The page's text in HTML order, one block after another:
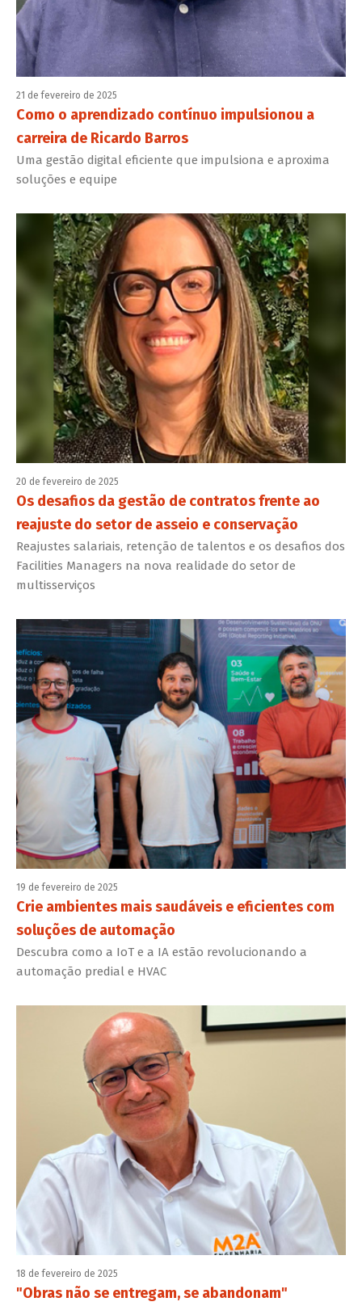
21 de fevereiro de 2025
Como o aprendizado contínuo impulsionou a
carreira de Ricardo Barros
Uma gestão digital eficiente que impulsiona e aproxima
soluções e equipe
20 de fevereiro de 2025
Os desafios da gestão de contratos frente ao
reajuste do setor de asseio e conservação
Reajustes salariais, retenção de talentos e os desafios dos
Facilities Managers na nova realidade do setor de
multisserviços
19 de fevereiro de 2025
Crie ambientes mais saudáveis e eficientes com
soluções de automação
Descubra como a IoT e a IA estão revolucionando a
automação predial e HVAC
18 de fevereiro de 2025
"Obras não se entregam, se abandonam"